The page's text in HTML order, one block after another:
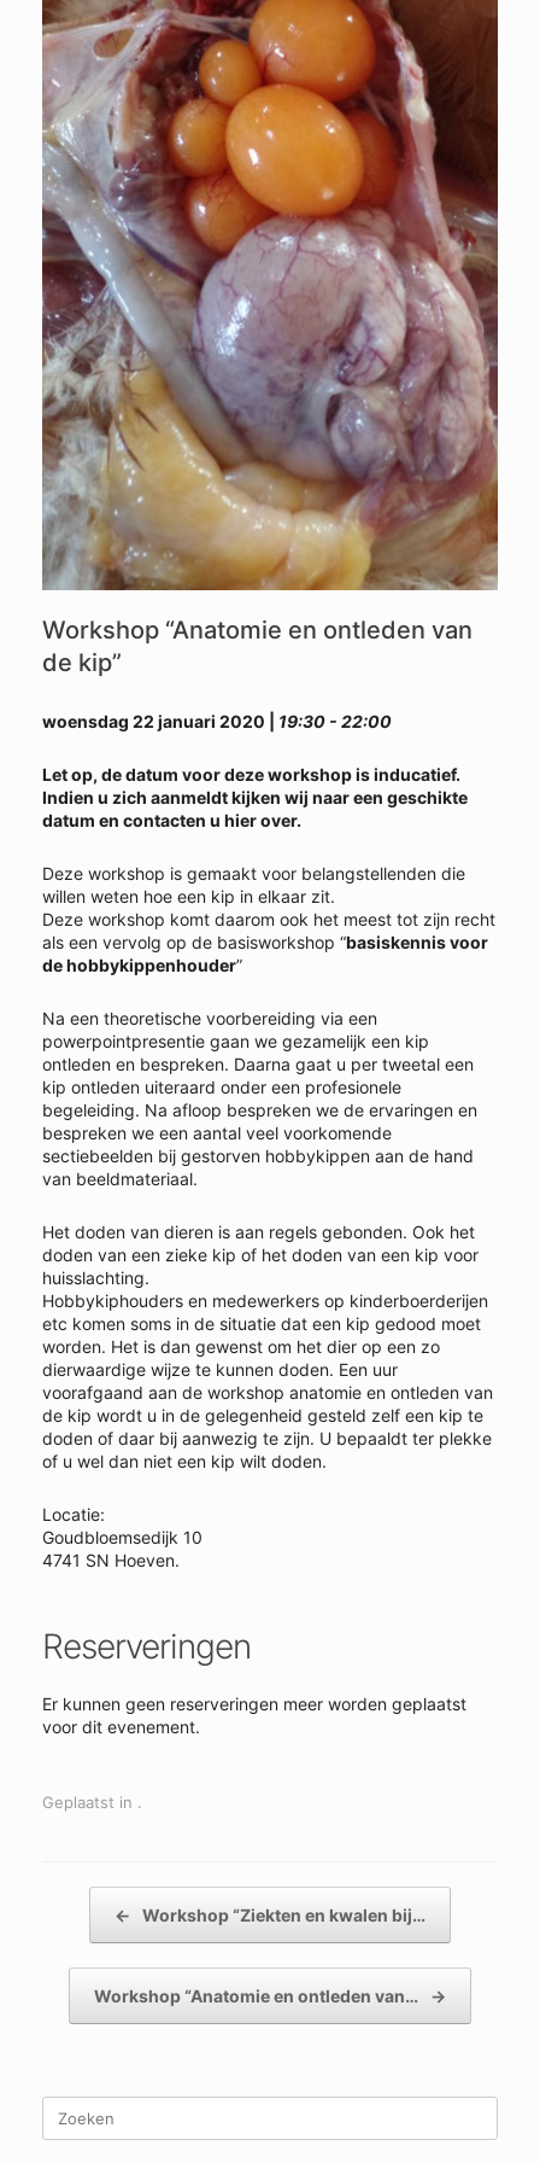
Workshop “Anatomie en ontleden van
de kip”
woensdag 22 januari 2020 | 19:30 - 22:00
Let op, de datum voor deze workshop is inducatief.
Indien u zich aanmeldt kijken wij naar een geschikte
datum en contacten u hier over.
Deze workshop is gemaakt voor belangstellenden die
willen weten hoe een kip in elkaar zit.
Deze workshop komt daarom ook het meest tot zijn recht
als een vervolg op de basisworkshop “basiskennis voor
de hobbykippenhouder”
Na een theoretische voorbereiding via een
powerpointpresentie gaan we gezamelijk een kip
ontleden en bespreken. Daarna gaat u per tweetal een
kip ontleden uiteraard onder een profesionele
begeleiding. Na afloop bespreken we de ervaringen en
bespreken we een aantal veel voorkomende
sectiebeelden bij gestorven hobbykippen aan de hand
van beeldmateriaal.
Het doden van dieren is aan regels gebonden. Ook het
doden van een zieke kip of het doden van een kip voor
huisslachting.
Hobbykiphouders en medewerkers op kinderboerderijen
etc komen soms in de situatie dat een kip gedood moet
worden. Het is dan gewenst om het dier op een zo
dierwaardige wijze te kunnen doden. Een uur
voorafgaand aan de workshop anatomie en ontleden van
de kip wordt u in de gelegenheid gesteld zelf een kip te
doden of daar bij aanwezig te zijn. U bepaaldt ter plekke
of u wel dan niet een kip wilt doden.
Locatie:
Goudbloemsedijk 10
4741 SN Hoeven.
Reserveringen
Er kunnen geen reserveringen meer worden geplaatst
voor dit evenement.
Geplaatst in .
Bericht navigatie
← Workshop “Ziekten en kwalen bij…
Workshop “Anatomie en ontleden van… →
naar: